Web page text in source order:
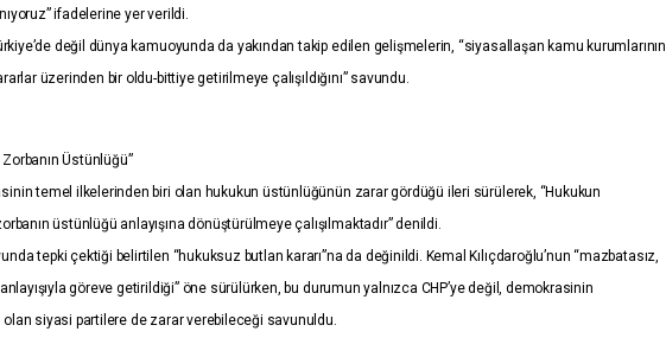
ifadelerine yer verildi.
değil dünya kamuoyunda da yakından takip edilen gelişmelerin, “siyasallaşan kamu kurumlarının
üzerinden bir oldu-bittiye getirilmeye çalışıldığını” savundu.
Üstünlüğü”
temel ilkelerinden biri olan hukukun üstünlüğünün zarar gördüğü ileri sürülerek, “Hukukun
üstünlüğü anlayışına dönüştürülmeye çalışılmaktadır” denildi.
tepki çektiği belirtilen “hukuksuz butlan kararı”na da değinildi. Kemal Kılıçdaroğlu’nun “mazbatasız,
göreve getirildiği” öne sürülürken, bu durumun yalnızca CHP’ye değil, demokrasinin
siyasi partilere de zarar verebileceği savunuldu.